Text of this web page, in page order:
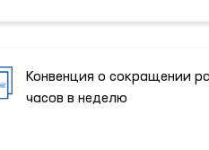
Конвенция о сокращении
часов в неделю